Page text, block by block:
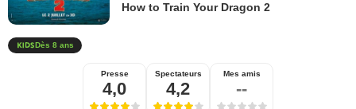
How to Train Your Dragon 2
Dès 8 ans
Presse
4,0
Spectateurs
4,2
Mes amis
--